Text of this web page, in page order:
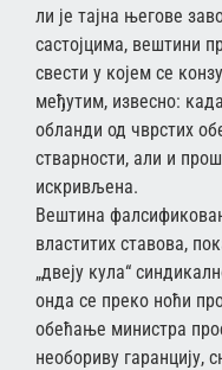
ли је тајна његове
састојцима, вештини
свести у којем се
међутим, извесно:
обланди од чврстих
стварности, али и
искривљена.
Вештина
властитих ставова,
„двеју кула“
онда се преко ноћи
обећање министра
необориву гаранцију,